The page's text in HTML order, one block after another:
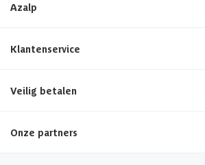
Azalp
Klantenservice
Veilig betalen
Onze partners